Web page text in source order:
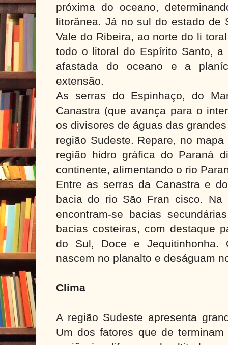
próxima do oceano,
litorânea. Já no sul do estado de
Vale do Ribeira, ao norte do li
todo o litoral do Espírito Santo,
afastada do oceano e a
extensão.
As serras do Espinhaço, do
Canastra (que avança para o
os divisores de águas das
região Sudeste. Repare, no
região hidro gráfica do Paraná
continente, alimentando o rio
Entre as serras da Canastra e
bacia do rio São Fran cisco. Na
encontram-se bacias
bacias costeiras, com destaque
do Sul, Doce e Jequitinhonha.
nascem no planalto e deságuam
Clima
A região Sudeste apresenta
Um dos fatores que de